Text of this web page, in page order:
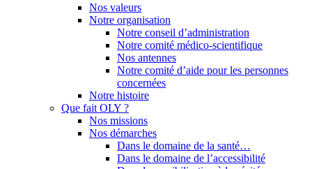
Nos valeurs
Notre organisation
Notre conseil d’administration
Notre comité médico-scientifique
Nos antennes
Notre comité d’aide pour les personnes
concernées
Notre histoire
Que fait OLY ?
Nos missions
Nos démarches
Dans le domaine de la santé…
Dans le domaine de l’accessibilité